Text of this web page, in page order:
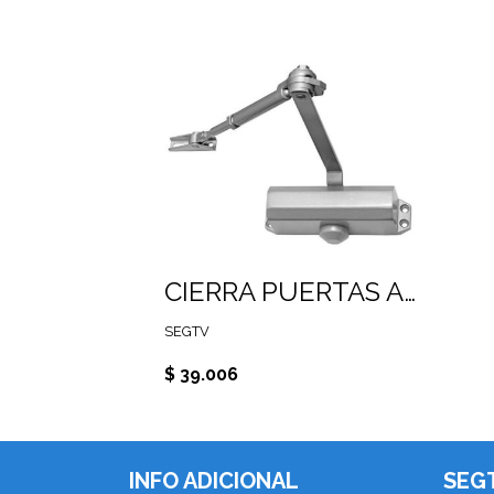
CIERRA PUERTAS AJUSTE DE VELOCIDAD Y FUERZA PARA PUERTAS DE HASTA 80Kg
SEGTV
$ 39.006
INFO ADICIONAL